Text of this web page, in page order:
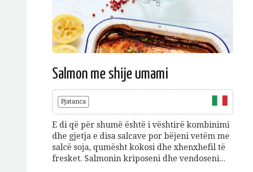
Salmon me shije umami
Pjatanca
E di që për shumë është i vështirë kombinimi
dhe gjetja e disa salcave por bëjeni vetëm me
salcë soja, qumësht kokosi dhe xhenxhefil të
fresket. Salmonin kriposeni dhe vendoseni...